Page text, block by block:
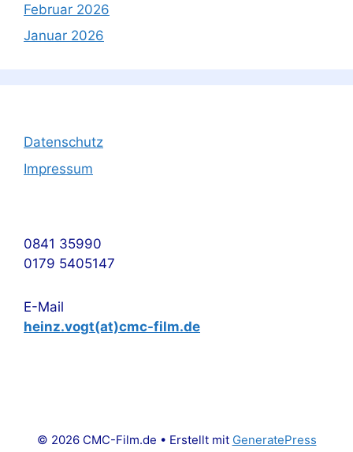
Februar 2026
Januar 2026
Datenschutz
Impressum
0841 35990
0179 5405147
E-Mail
heinz.vogt(at)cmc-film.de
© 2026 CMC-Film.de • Erstellt mit GeneratePress